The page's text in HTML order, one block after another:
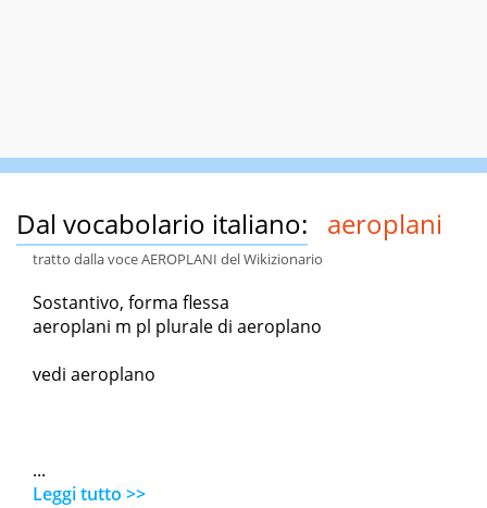
Dal vocabolario italiano: aeroplani
tratto dalla voce AEROPLANI del Wikizionario
Sostantivo, forma flessa
aeroplani m pl plurale di aeroplano
vedi aeroplano
...
Leggi tutto >>